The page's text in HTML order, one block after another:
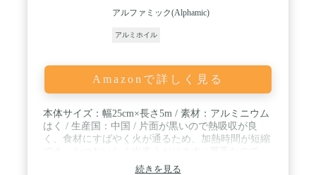
アルファミック(Alphamic)
アルミホイル
Amazonで詳しく見る
本体サイズ：幅25cm×長さ5m / 素材：アルミニウム
はく / 生産国：中国 / 片面が黒いので熱吸収が良
く、食材にすばやく火が通るため、加熱時間が短縮
オーブントースターで包み焼きにも
続きを見る